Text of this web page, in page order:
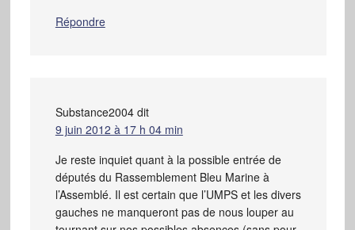
Répondre
Substance2004 dit
9 juin 2012 à 17 h 04 min
Je reste inquiet quant à la possible entrée de
députés du Rassemblement Bleu Marine à
l’Assemblé. Il est certain que l’UMPS et les divers
gauches ne manqueront pas de nous louper au